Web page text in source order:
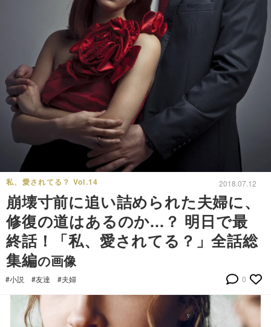
私、愛されてる？ Vol.14 2018.07.12
崩壊寸前に追い詰められた夫婦に、
修復の道はあるのか...？ 明日で最
終話！「私、愛されてる？」全話総
集編の画像
#小説 #友達 #夫婦 0